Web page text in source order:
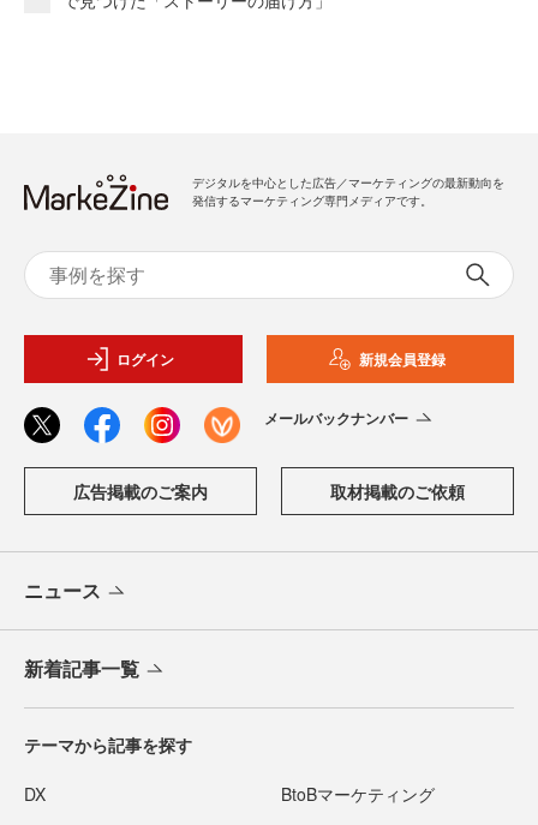
デジタルを中心とした広告／マーケティングの最新動向を
発信するマーケティング専門メディアです。
ログイン 新規会員登録
メールバックナンバー
広告掲載のご案内 取材掲載のご依頼
ニュース
新着記事一覧
テーマから記事を探す
DX BtoBマーケティング